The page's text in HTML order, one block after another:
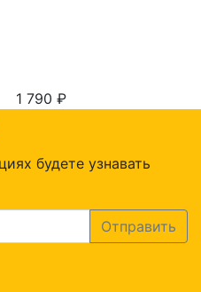
1 790 ₽
будете узнавать